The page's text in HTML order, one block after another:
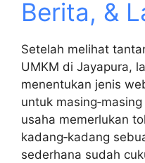
Berita, &
Setelah melihat
UMKM di Jayapura,
menentukan jenis
untuk
usaha memerlukan
kadang‑kadang
sederhana sudah